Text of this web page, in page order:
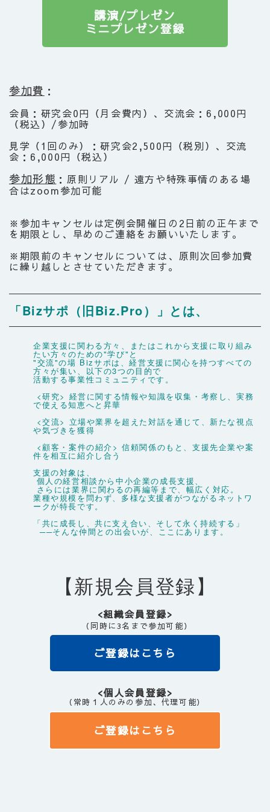
講演/プレゼン
ミニプレゼン登録
参加費 ：
会員：研究会0円（月会費内）、交流会：6,000円
（税込）/参加時
見学（1回のみ）：研究会2,500円（税別）、交流
会：6,000円（税込）
参加形態 ：原則リアル / 遠方や特殊事情のある場
合はzoom参加可能
※参加キャンセルは定例会開催日の2日前の正午まで
を期限とし、早めのご連絡をお願いいたします。
※期限前のキャンセルについては、原則次回参加費
に繰り越しとさせていただきます。
「Bizサポ（旧Biz.Pro）」とは、
企業支援に関わる方々、またはこれから支援に取り組み
たい方々のための"学び"と
"交流"の場 Bizサポは、経営支援に関心を持つすべての
方々が集い、以下の3つの目的で
活動する事業性コミュニティです。
<研究> 経営に関する情報や知識を収集・考察し、実務
で使える知恵へと昇華
<交流> 立場や業界を超えた対話を通じて、新たな視点
や気づきを獲得
<顧客・案件の紹介> 信頼関係のもと、支援先企業や案
件を相互に紹介し合う
支援の対象は、
個人の経営相談から中小企業の成長支援、
さらには業界に関わるの再編等まで、幅広く対応。
業種や規模を問わず、多様な支援者がつながるネットワ
ークが特長です。
「共に成長し、共に支え合い、そして永く持続する」
──そんな仲間との出会いが、ここにあります。
【新規会員登録】
<組織会員登録>
（同時に3名まで参加可能）
ご登録はこちら
<個人会員登録>
（常時１人のみの参加、代理可能）
ご登録はこちら